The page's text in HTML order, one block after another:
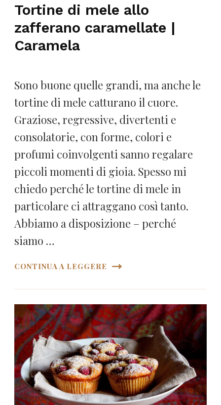
Tortine di mele allo
zafferano caramellate |
Caramela
Sono buone quelle grandi, ma anche le
tortine di mele catturano il cuore.
Graziose, regressive, divertenti e
consolatorie, con forme, colori e
profumi coinvolgenti sanno regalare
piccoli momenti di gioia. Spesso mi
chiedo perché le tortine di mele in
particolare ci attraggano così tanto.
Abbiamo a disposizione – perché
siamo …
CONTINUA A LEGGERE